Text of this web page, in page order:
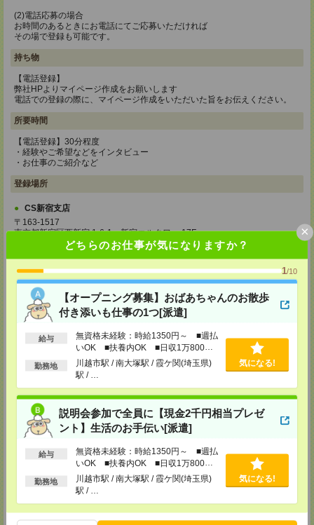
どちらのお仕事が気になりますか？
1/10
【オープニング募集】おばあちゃんのお散歩
付き添いも仕事の1つ[派遣]
給与
無資格未経験：時給1350円～ ■週払
いOK ■扶養内OK ■日収1万800円
以上
勤務地
川越市駅 / 南大塚駅 / 霞ケ関(埼玉県)
駅 / …
気になる!
説明会参加で全員に【現金2千円相当プレゼ
ント】生活のお手伝い[派遣]
給与
無資格未経験：時給1350円～ ■週払
いOK ■扶養内OK ■日収1万800円
以上
勤務地
川越市駅 / 南大塚駅 / 霞ケ関(埼玉県)
駅 / …
気になる!
×
(2)電話応募の場合
お時間のあるときにお電話にてご応募いただければ
その場で登録も可能です。
持ち物
【電話登録】
弊社HPよりマイページ作成をお願いします
電話での登録の際に、マイページ作成をいただいた旨をお伝えください。
所要時間
【電話登録】30分程度
・経験やご希望などをインタビュー
・お仕事のご紹介など
登録場所
CS新宿支店
〒163-1517
東京都新宿区西新宿 1-6-1 新宿エルタワー 17F
TEL：0120-659-458
CS_SHINJUKU@manpowergroup.jp
CS立川支店
〒190-0012
東京都立川市曙町2-34-7 ファーレイーストビル 8F
TEL：0120-659-460
CS_TACHIKAWA@manpowergroup.jp
担当：採用担当
CS横浜支店
神奈川県横浜市西区みなとみらい 2-2-1 横浜ランドマークタワー36F
TEL：0120-659-459
MAIL：CS_YOKOHAMA@manpowergroup.jp
担当：採用担当
CS大宮支店
〒330-0854 埼玉県さいたま市大宮区桜木町 1-10-16 シーノ大宮ノース
TEL：0120-769-355
MAIL：CS_OMIYA@manpowergroup.jp